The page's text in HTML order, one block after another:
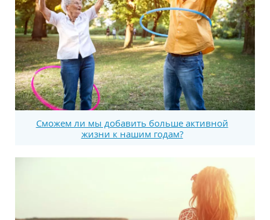
Сможем ли мы добавить больше активной
жизни к нашим годам?